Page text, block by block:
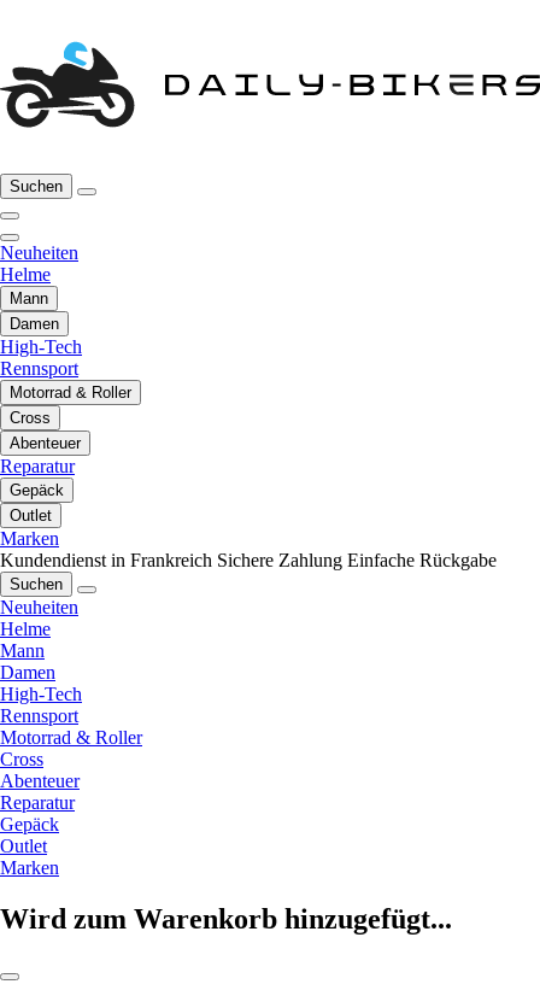
Suchen
Neuheiten
Helme
Mann
Damen
High-Tech
Rennsport
Motorrad & Roller
Cross
Abenteuer
Reparatur
Gepäck
Outlet
Marken
Kundendienst in Frankreich Sichere Zahlung Einfache Rückgabe
Suchen
Neuheiten
Helme
Mann
Damen
High-Tech
Rennsport
Motorrad & Roller
Cross
Abenteuer
Reparatur
Gepäck
Outlet
Marken
Wird zum Warenkorb hinzugefügt...